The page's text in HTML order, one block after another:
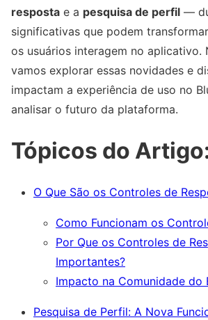
resposta e a pesquisa de perfil —
significativas que podem
os usuários interagem no aplicativo.
vamos explorar essas novidades e
impactam a experiência de uso no
analisar o futuro da plataforma.
Tópicos do
O Que São os Controles de
Como Funcionam os
Por Que os Controles de
Importantes?
Impacto na Comunidade do
Pesquisa de Perfil: A Nova